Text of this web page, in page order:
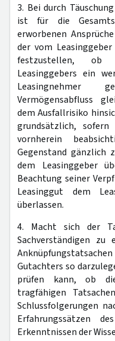
3. Bei durch
ist für die
erworbenen
der vom
festzustellen, ob
Leasinggebers ein
Leasingnehmer
Vermögensabfluss
dem Ausfallrisiko
grundsätzlich,
vornherein
Gegenstand gänzlich
dem Leasinggeber
Beachtung seiner
Leasinggut dem
überlassen.
4. Macht sich der
Sachverständigen
Gutachters so
prüfen kann, ob
tragfähigen
Schlussfolgerungen
Erfahrungssätzen
Erkenntnissen der